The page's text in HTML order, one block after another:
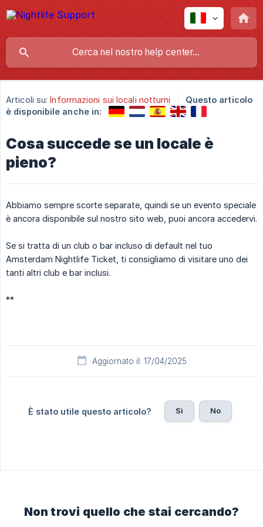
Articoli su: Informazioni sui locali notturni
Questo articolo
è disponibile anche in:
Cosa succede se un locale è
pieno?
Abbiamo sempre scorte separate, quindi se un evento speciale
è ancora disponibile sul nostro sito web, puoi ancora accedervi.
Se si tratta di un club o bar incluso di default nel tuo
Amsterdam Nightlife Ticket, ti consigliamo di visitare uno dei
tanti altri club e bar inclusi.
**
Aggiornato il: 17/04/2025
È stato utile questo articolo? Sì No
Non trovi quello che stai cercando?